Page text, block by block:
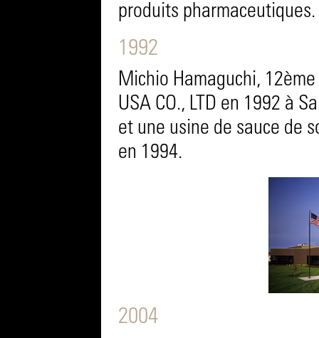
produits pharmaceutiques.
1992
Michio Hamaguchi,
USA CO., LTD en 1992 à
et une usine de sauce de
en 1994.
2004